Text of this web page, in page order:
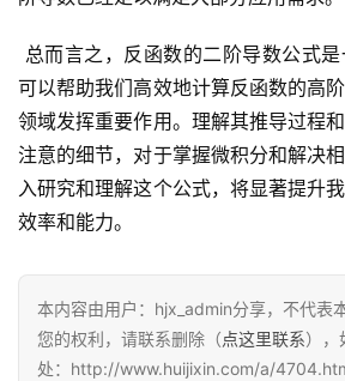
可以帮助我们高效地计算反函数的高
领域发挥重要作用。理解其推导过程
注意的细节，对于掌握微积分和解决
入研究和理解这个公式，将显著提升
效率和能力。
本内容由用户：hjx_admin分享，不代表
您的权利，请联系删除（点这里联系），
处：http://www.huijixin.com/a/